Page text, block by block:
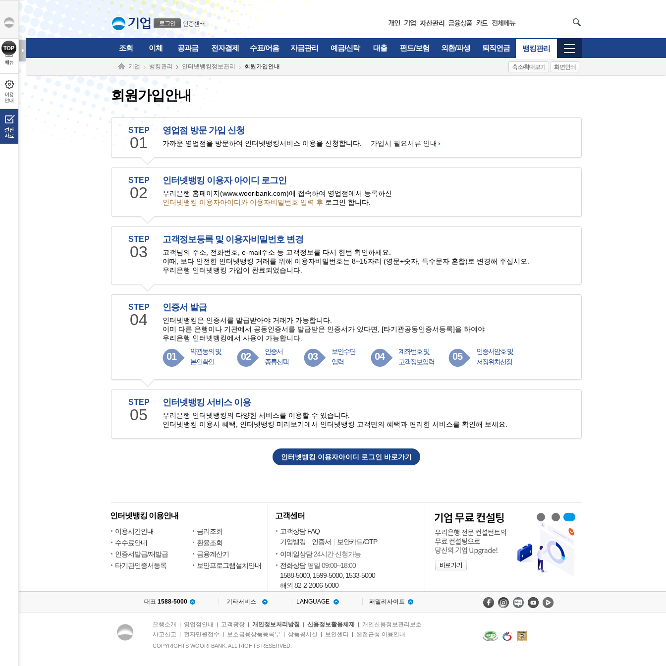
본문으로 바로가기
로그인 인증센터
조회 이체 공과금 전자결제 수표/어음 자금관리 예금/신탁 대출 펀드/보험 외환/파생 퇴직연금 뱅킹관리
기업 뱅킹관리 인터넷뱅킹정보관리 회원가입안내 축소/확대보기 화면인쇄
회원가입안내
STEP
01
영업점 방문 가입 신청
가까운 영업점을 방문하여 인터넷뱅킹서비스 이용을 신청합니다. 가입시 필요서류 안내
STEP
02
인터넷뱅킹 이용자 아이디 로그인
우리은행 홈페이지(www.wooribank.com)에 접속하여 영업점에서 등록하신
인터넷뱅킹 이용자아이디와 이용자비밀번호 입력 후 로그인 합니다.
STEP
03
고객정보등록 및 이용자비밀번호 변경
고객님의 주소, 전화번호, e-mail주소 등 고객정보를 다시 한번 확인하세요.
이때, 보다 안전한 인터넷뱅킹 거래를 위해 이용자비밀번호는 8~15자리 (영문+숫자, 특수문자 혼합)로 변경해 주십시오.
우리은행 인터넷뱅킹 가입이 완료되었습니다.
STEP
04
인증서 발급
인터넷뱅킹은 인증서를 발급받아야 거래가 가능합니다.
이미 다른 은행이나 기관에서 공동인증서를 발급받은 인증서가 있다면, [타기관공동인증서등록]을 하여야
우리은행 인터넷뱅킹에서 사용이 가능합니다.
01
약관동의 및
본인확인
02
인증서
종류선택
03
보안수단
입력
04
계좌번호 및
고객정보입력
05
인증서암호 및
저장위치선정
STEP
05
인터넷뱅킹 서비스 이용
우리은행 인터넷뱅킹의 다양한 서비스를 이용할 수 있습니다.
인터넷뱅킹 이용시 혜택, 인터넷뱅킹 미리보기에서 인터넷뱅킹 고객만의 혜택과 편리한 서비스를 확인해 보세요.
인터넷뱅킹 이용자아이디 로그인 바로가기
인터넷뱅킹 이용안내
이용시간안내
금리조회
수수료안내
환율조회
인증서발급/재발급
금융계산기
타기관인증서등록
보안프로그램설치안내
고객센터
고객상담 FAQ
기업뱅킹
인증서
보안카드/OTP
이메일상담 24시간 신청가능
전화상담평일 09:00~18:00
1588-5000, 1599-5000, 1533-5000
해외 82-2-2006-5000
대표 1588-5000 기타서비스 LANGUAGE 패밀리사이트
은행소개 | 영업점안내 | 고객광장 | 개인정보처리방침 | 신용정보활용체제 | 개인신용정보관리보호
사고신고 | 전자민원접수 | 보호금융상품등록부 | 상품공시실 | 보안센터 | 웹접근성 이용안내
COPYRIGHTS WOORI BANK. ALL RIGHTS RESERVED.